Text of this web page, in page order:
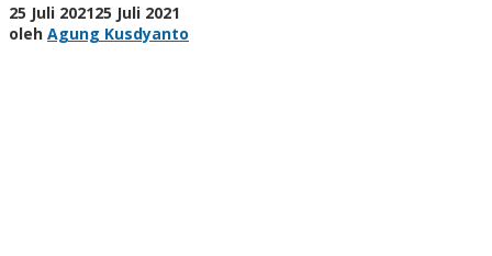
25 Juli 202125 Juli 2021
Agung
oleh Agung Kusdyanto